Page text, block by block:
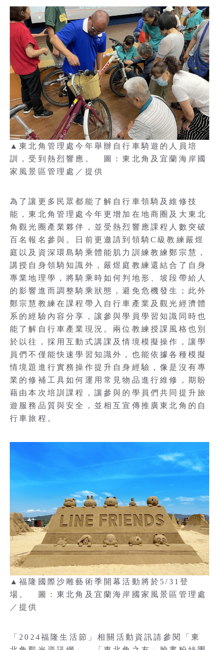
▲東北角管理處今年舉辦自行車騎遊的人員培
訓，受到熱烈響應。 圖：東北角及宜蘭海岸國
家風景區管理處／提供
為了讓更多民眾都能了解自行車領騎及維修技
能，東北角管理處今年更增加在地商圈及大東北
角觀光圈產業夥伴，並受熱烈響應課程人數突破
百名報名參與。日前更邀請到領騎C級教練嚴煜
庭以及資深環島騎乘體能肌力訓練教練鄭宗慧，
講授自身領騎知識外，嚴煜庭教練還結合了自身
專業地理學，將騎乘時如何判地形、坡段帶給人
的影響進而調整騎乘狀態，避免危機發生；此外
鄭宗慧教練在課程帶入自行車產業及觀光經濟體
系的經驗內容分享，讓參與學員學習知識同時也
能了解自行車產業現況。兩位教練授課風格也別
於以往，採用互動式講課及情境模擬操作，讓學
員們不僅能快速學習知識外，也能依據各種模擬
情境題進行實務操作提升自身經驗，像是沒有專
業的修補工具如何運用常見物品進行維修，期盼
藉由本次培訓課程，讓參與的學員們共同提升旅
遊服務品質與安全，並相互宣傳推廣東北角的自
行車旅程。
▲福隆國際沙雕藝術季開幕活動將於5/31登
場。 圖：東北角及宜蘭海岸國家風景區管理處
／提供
「2024福隆生活節」相關活動資訊請參閱「東